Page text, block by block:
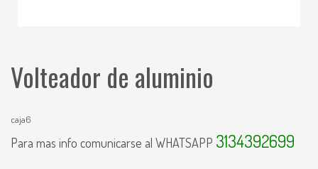
Volteador de aluminio
caja6
Para mas info comunicarse al WHATSAPP 3134392699